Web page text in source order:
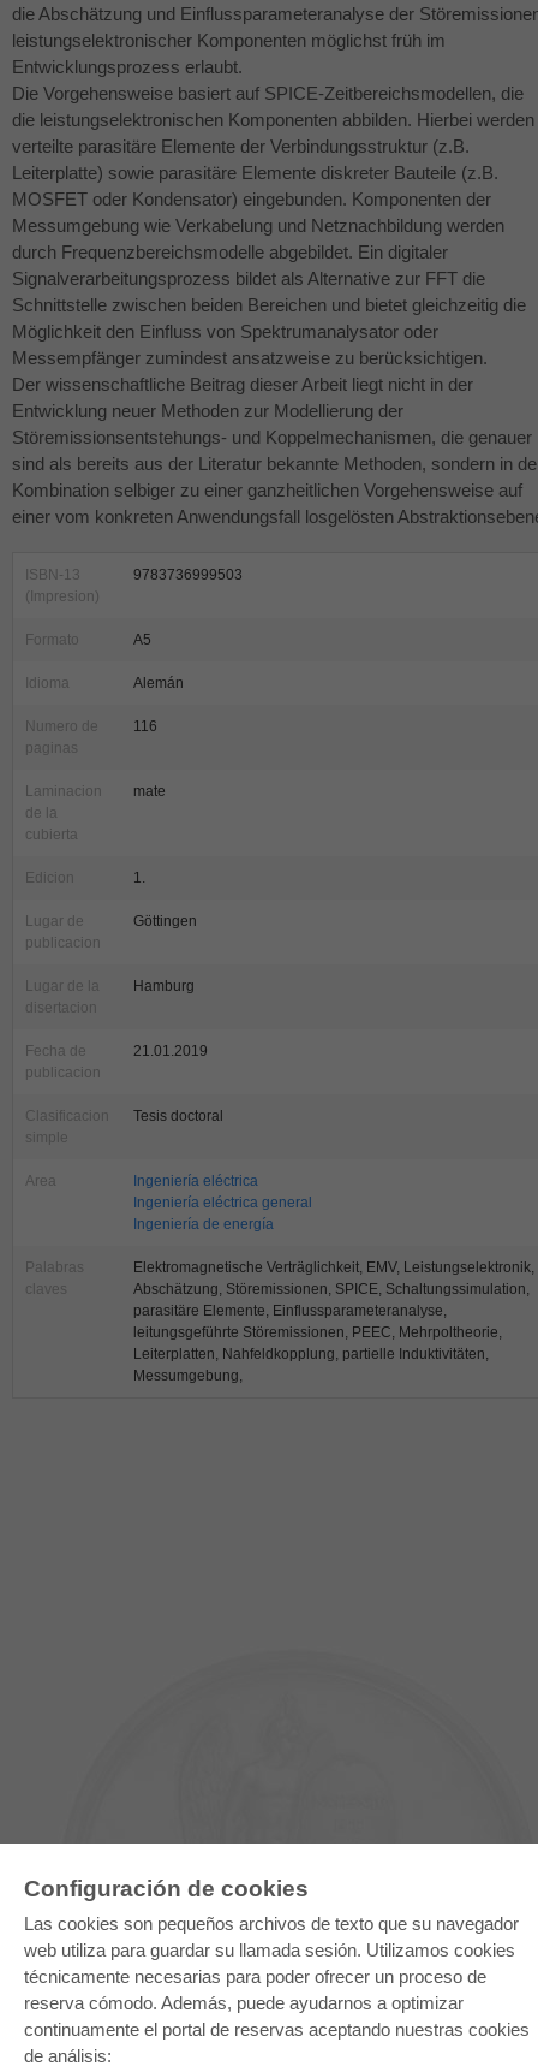
Configuración de cookies
Las cookies son pequeños archivos de texto que su navegador
web utiliza para guardar su llamada sesión. Utilizamos cookies
técnicamente necesarias para poder ofrecer un proceso de
reserva cómodo. Además, puede ayudarnos a optimizar
continuamente el portal de reservas aceptando nuestras cookies
de análisis:
die Abschätzung und Einflussparameteranalyse der
leistungselektronischer Komponenten möglichst früh im
Entwicklungsprozess erlaubt.
Die Vorgehensweise basiert auf SPICE-Zeitbereichsmodellen, die
die leistungselektronischen Komponenten abbilden. Hierbei werden
verteilte parasitäre Elemente der Verbindungsstruktur (z.B.
Leiterplatte) sowie parasitäre Elemente diskreter Bauteile (z.B.
MOSFET oder Kondensator) eingebunden. Komponenten der
Messumgebung wie Verkabelung und Netznachbildung werden
durch Frequenzbereichsmodelle abgebildet. Ein digitaler
Signalverarbeitungsprozess bildet als Alternative zur FFT die
Schnittstelle zwischen beiden Bereichen und bietet gleichzeitig die
Möglichkeit den Einfluss von Spektrumanalysator oder
Messempfänger zumindest ansatzweise zu berücksichtigen.
Der wissenschaftliche Beitrag dieser Arbeit liegt nicht in der
Entwicklung neuer Methoden zur Modellierung der
Störemissionsentstehungs- und Koppelmechanismen, die genauer
sind als bereits aus der Literatur bekannte Methoden, sondern in
Kombination selbiger zu einer ganzheitlichen Vorgehensweise auf
einer vom konkreten Anwendungsfall losgelösten
ISBN-13
(Impresion)
9783736999503
Formato A5
Idioma Alemán
Numero de
paginas
116
Laminacion
de la
cubierta
mate
Edicion 1.
Lugar de
publicacion
Göttingen
Lugar de la
disertacion
Hamburg
Fecha de
publicacion
21.01.2019
Clasificacion
simple
Tesis doctoral
Area
Ingeniería eléctrica
Ingeniería eléctrica general
Ingeniería de energía
Palabras
claves
Elektromagnetische Verträglichkeit, EMV, Leistungselektronik,
Abschätzung, Störemissionen, SPICE, Schaltungssimulation,
parasitäre Elemente, Einflussparameteranalyse,
leitungsgeführte Störemissionen, PEEC, Mehrpoltheorie,
Leiterplatten, Nahfeldkopplung, partielle Induktivitäten,
Messumgebung,
E-COLLECTION
Paquete entero
Paquete de especialidades
Pick & Choose
Facilitación de E-Books
Preguntas mas frequentes(FAQ)